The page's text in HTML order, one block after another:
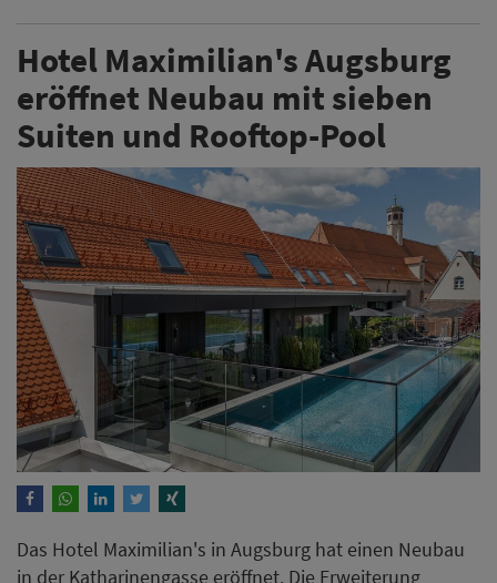
Hotel Maximilian's Augsburg
eröffnet Neubau mit sieben
Suiten und Rooftop-Pool
Das Hotel Maximilian's in Augsburg hat einen Neubau
in der Katharinengasse eröffnet. Die Erweiterung